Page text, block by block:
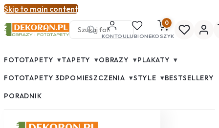
Skip to main content
KONTOULUBIONE
0
KOSZYK
FOTOTAPETY ▾TAPETY ▾OBRAZY ▾PLAKATY ▾
FOTOTAPETY 3DPOMIESZCZENIA ▾STYLE ▾BESTSELLERY
PORADNIK